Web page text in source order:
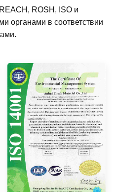
ROSH, ISO и
органами в соответствии